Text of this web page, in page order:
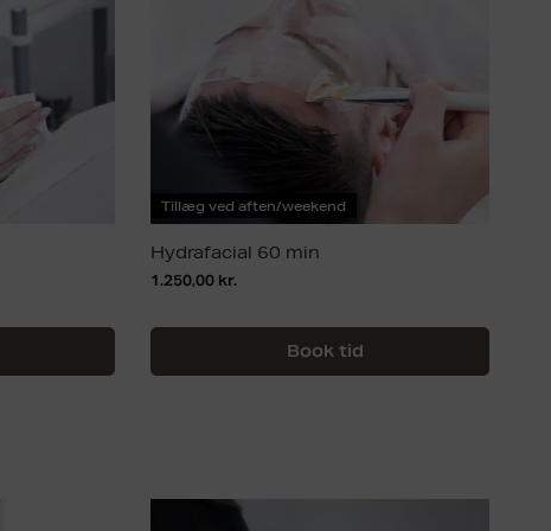
Tillæg ved aften/weekend
Hydrafacial 60 min
1.250,00 kr.
Book tid